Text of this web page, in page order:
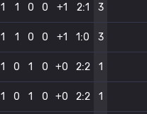
1 1 0 0 +1 2:1 3
1 1 0 0 +1 1:0 3
1 0 1 0 +0 2:2 1
1 0 1 0 +0 2:2 1